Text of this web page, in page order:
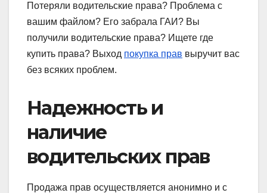
Потеряли водительские права? Проблема с
вашим файлом? Его забрала ГАИ? Вы
получили водительские права? Ищете где
купить права? Выход покупка прав выручит вас
без всяких проблем.
Надежность и
наличие
водительских прав
Продажа прав осуществляется анонимно и с